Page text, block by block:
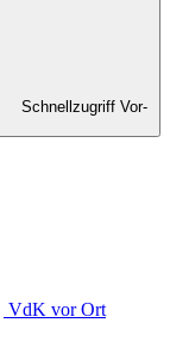
Schnellzugriff Vor-
VdK vor Ort